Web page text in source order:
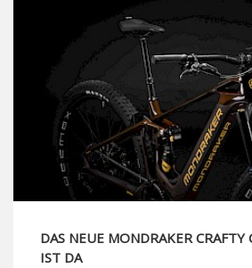
DAS NEUE MONDRAKER CRAFTY
IST DA